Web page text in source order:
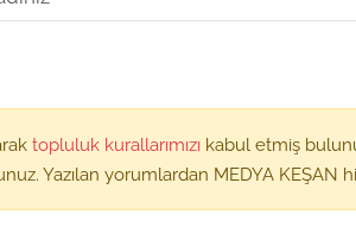
topluluk kurallarımızı kabul etmiş
Yazılan yorumlardan MEDYA KEŞAN